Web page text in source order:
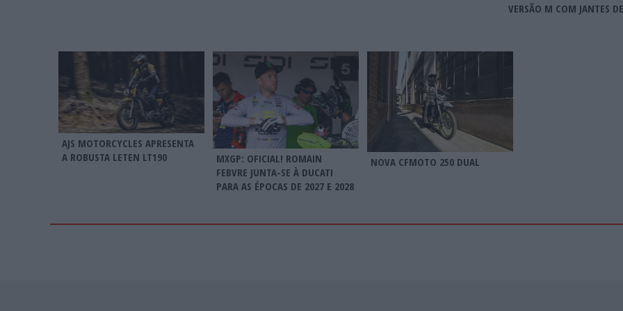
VERSÃO M COM JANTES
AJS MOTORCYCLES APRESENTA
A ROBUSTA LETEN LT190
MXGP: OFICIAL! ROMAIN
FEBVRE JUNTA-SE À DUCATI
PARA AS ÉPOCAS DE 2027 E 2028
NOVA CFMOTO 250 DUAL